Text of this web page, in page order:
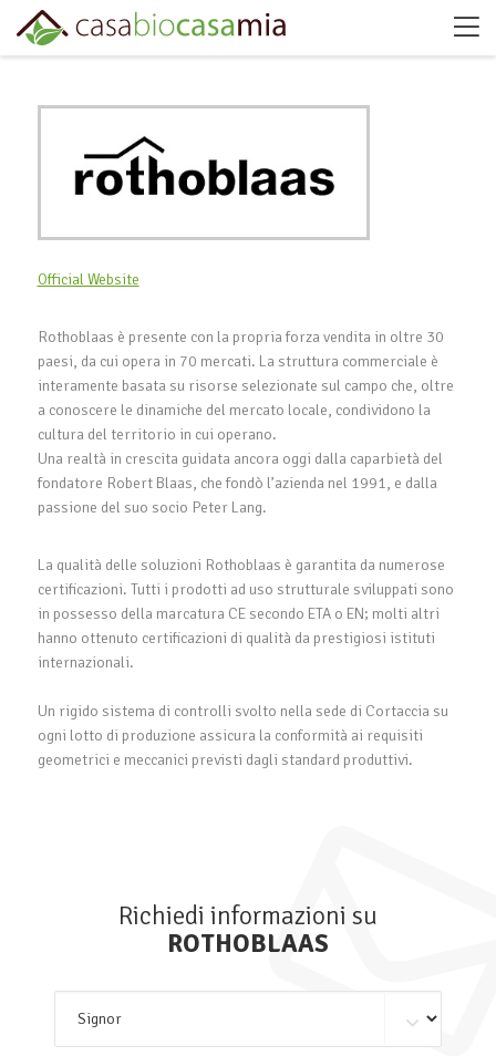
Official Website
Rothoblaas è presente con la propria forza vendita in oltre 30
paesi, da cui opera in 70 mercati. La struttura commerciale è
interamente basata su risorse selezionate sul campo che, oltre
a conoscere le dinamiche del mercato locale, condividono la
cultura del territorio in cui operano.
Una realtà in crescita guidata ancora oggi dalla caparbietà del
fondatore Robert Blaas, che fondò l’azienda nel 1991, e dalla
passione del suo socio Peter Lang.
La qualità delle soluzioni Rothoblaas è garantita da numerose
certificazioni. Tutti i prodotti ad uso strutturale sviluppati sono
in possesso della marcatura CE secondo ETA o EN; molti altri
hanno ottenuto certificazioni di qualità da prestigiosi istituti
internazionali.
Un rigido sistema di controlli svolto nella sede di Cortaccia su
ogni lotto di produzione assicura la conformità ai requisiti
geometrici e meccanici previsti dagli standard produttivi.
Richiedi informazioni su
ROTHOBLAAS